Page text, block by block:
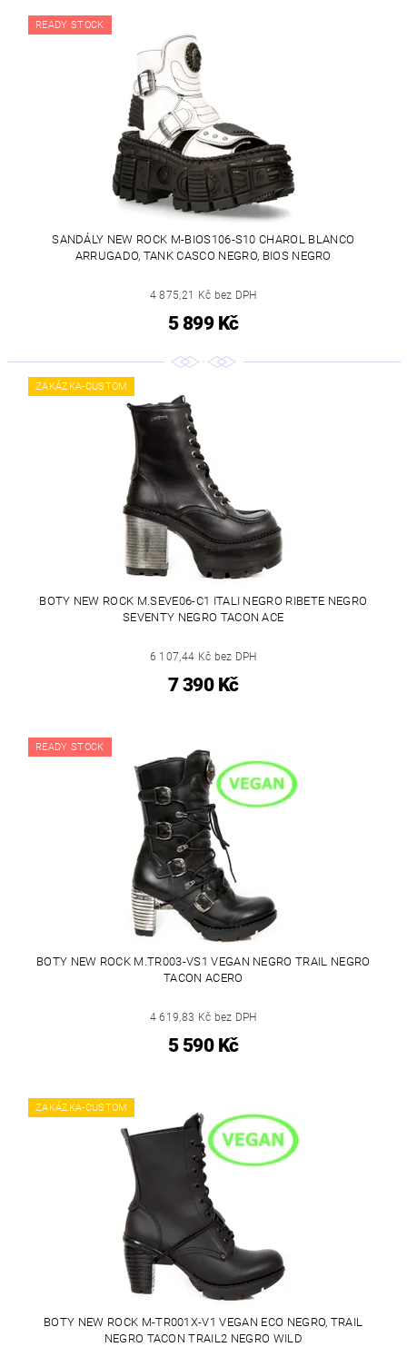
READY STOCK
SANDÁLY NEW ROCK M-BIOS106-S10 CHAROL BLANCO
ARRUGADO, TANK CASCO NEGRO, BIOS NEGRO
4 875,21 Kč bez DPH
5 899 Kč
ZAKÁZKA-CUSTOM
BOTY NEW ROCK M.SEVE06-C1 ITALI NEGRO RIBETE NEGRO
SEVENTY NEGRO TACON ACE
6 107,44 Kč bez DPH
7 390 Kč
READY STOCK
BOTY NEW ROCK M.TR003-VS1 VEGAN NEGRO TRAIL NEGRO
TACON ACERO
4 619,83 Kč bez DPH
5 590 Kč
ZAKÁZKA-CUSTOM
BOTY NEW ROCK M-TR001X-V1 VEGAN ECO NEGRO, TRAIL
NEGRO TACON TRAIL2 NEGRO WILD